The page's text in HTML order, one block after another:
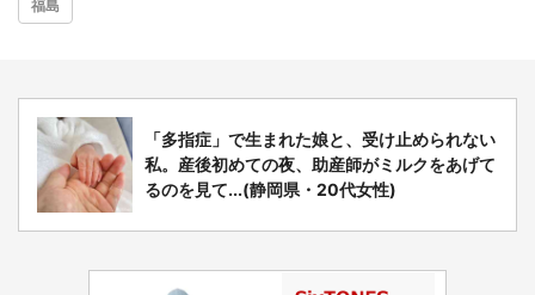
福島
「多指症」で生まれた娘と、受け止められない
私。産後初めての夜、助産師がミルクをあげて
るのを見て...(静岡県・20代女性)